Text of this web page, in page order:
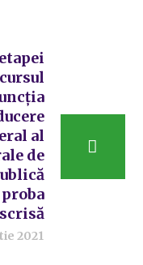
al
de
proba
scrisă
2021